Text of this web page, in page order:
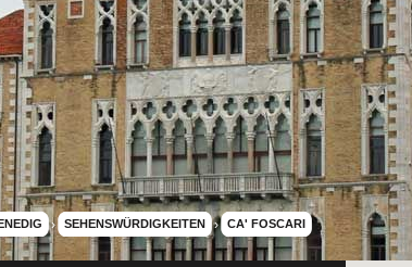
› SEHENSWÜRDIGKEITEN › CA' FOSCARI